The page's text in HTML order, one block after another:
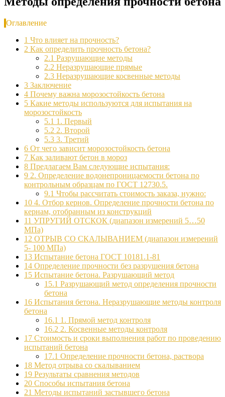
Оглавление
1 Что влияет на прочность?
2 Как определить прочность бетона?
2.1 Разрушающие методы
2.2 Неразрушающие прямые
2.3 Неразрушающие косвенные методы
3 Заключение
4 Почему важна морозостойкость бетона
5 Какие методы используются для испытания на
морозостойкость
5.1 1. Первый
5.2 2. Второй
5.3 3. Третий
6 От чего зависит морозостойкость бетона
7 Как заливают бетон в мороз
8 Предлагаем Вам следующие испытания:
9 2. Определение водонепроницаемости бетона по
контрольным образцам по ГОСТ 12730.5.
9.1 Чтобы рассчитать стоимость заказа, нужно:
10 4. Отбор кернов. Определение прочности бетона по
кернам, отобранным из конструкций
11 УПРУГИЙ ОТСКОК (диапазон измерений 5…50
МПа)
12 ОТРЫВ СО СКАЛЫВАНИЕМ (диапазон измерений
5- 100 МПа)
13 Испытание бетона ГОСТ 10181.1-81
14 Определение прочности без разрушения бетона
15 Испытание бетона. Разрушающий метод
15.1 Разрушающий метод определения прочности
бетона
16 Испытания бетона. Неразрушающие методы контроля
бетона
16.1 1. Прямой метод контроля
16.2 2. Косвенные методы контроля
17 Стоимость и сроки выполнения работ по проведению
испытаний бетона
17.1 Определение прочности бетона, раствора
18 Метод отрыва со скалыванием
19 Результаты сравнения методов
20 Способы испытания бетона
21 Методы испытаний застывшего бетона